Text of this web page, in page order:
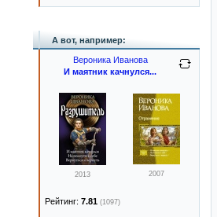
А вот, например:
Вероника Иванова
И маятник качнулся...
2013 2007
Рейтинг: 7.81 (1097)